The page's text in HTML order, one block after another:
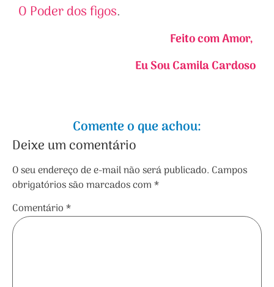
O Poder dos figos.
Feito com Amor,
Eu Sou Camila Cardoso
Comente o que achou:
Deixe um comentário
O seu endereço de e-mail não será publicado. Campos
obrigatórios são marcados com*
Comentário*